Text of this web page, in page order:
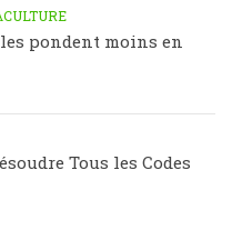
pondent moins en
Tous les Codes